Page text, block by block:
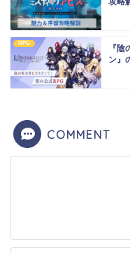
RPG
『
ン』
COMMENT